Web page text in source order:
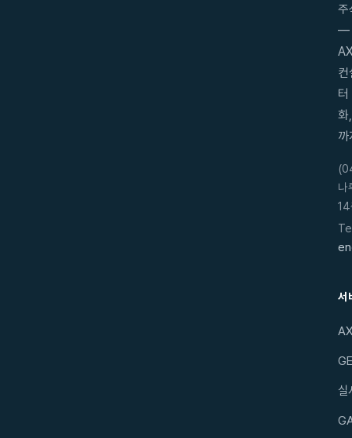
주
—
컨
화
까
나
서
실